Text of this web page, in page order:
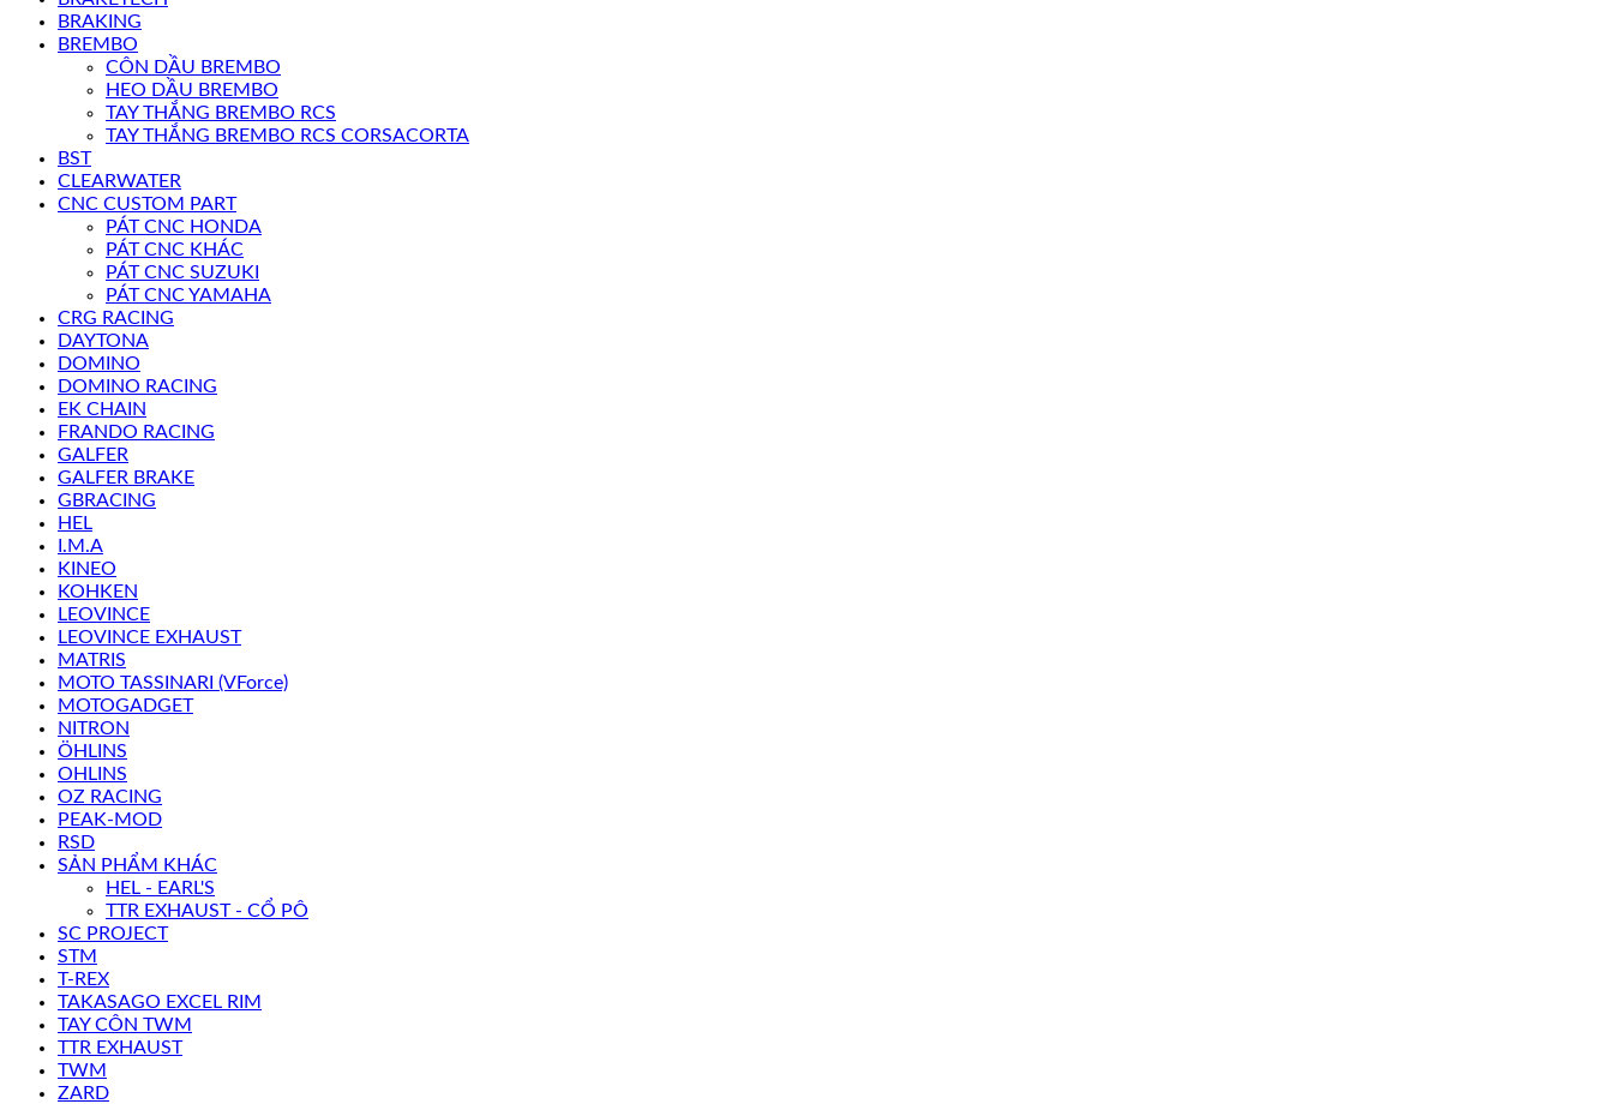
BRAKING
BREMBO
CÔN DẦU BREMBO
HEO DẦU BREMBO
TAY THẮNG BREMBO RCS
TAY THẮNG BREMBO RCS CORSACORTA
BST
CLEARWATER
CNC CUSTOM PART
PÁT CNC HONDA
PÁT CNC KHÁC
PÁT CNC SUZUKI
PÁT CNC YAMAHA
CRG RACING
DAYTONA
DOMINO
DOMINO RACING
EK CHAIN
FRANDO RACING
GALFER
GALFER BRAKE
GBRACING
HEL
I.M.A
KINEO
KOHKEN
LEOVINCE
LEOVINCE EXHAUST
MATRIS
MOTO TASSINARI (VForce)
MOTOGADGET
NITRON
ÖHLINS
OHLINS
OZ RACING
PEAK-MOD
RSD
SẢN PHẨM KHÁC
HEL - EARL'S
TTR EXHAUST - CỔ PÔ
SC PROJECT
STM
T-REX
TAKASAGO EXCEL RIM
TAY CÔN TWM
TTR EXHAUST
TWM
ZARD